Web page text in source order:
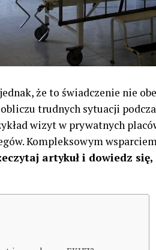
że to świadczenie nie
trudnych sytuacji
wizyt w prywatnych
Kompleksowym
artykuł i dowiedz